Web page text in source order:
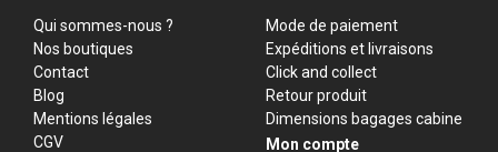
Qui sommes-nous ?
Nos boutiques
Contact
Blog
Mentions légales
CGV
Mode de paiement
Expéditions et livraisons
Click and collect
Retour produit
Dimensions bagages cabine
Mon compte